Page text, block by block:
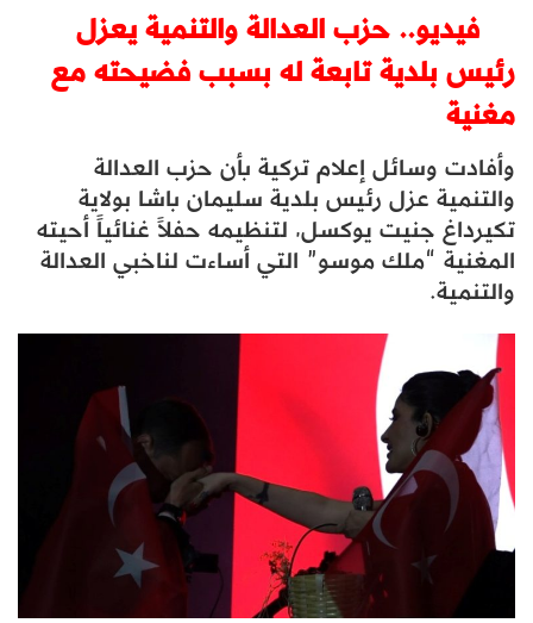
فيديو.. حزب العدالة والتنمية يعزل
رئيس بلدية تابعة له بسبب فضيحته مع
مغنية
وأفادت وسائل إعلام تركية بأن حزب العدالة
والتنمية عزل رئيس بلدية سليمان باشا بولاية
تكيرداغ جنيت يوكسل٬ لتنظيمه حفلاً غنائياً أحيته
المغنية “ملك موسو” التي أساءت لناخبي العدالة
والتنمية.